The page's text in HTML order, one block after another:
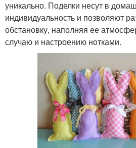
уникально. Поделки несут в
индивидуальность и позволяют
обстановку, наполняя ее
случаю и настроению нотками.